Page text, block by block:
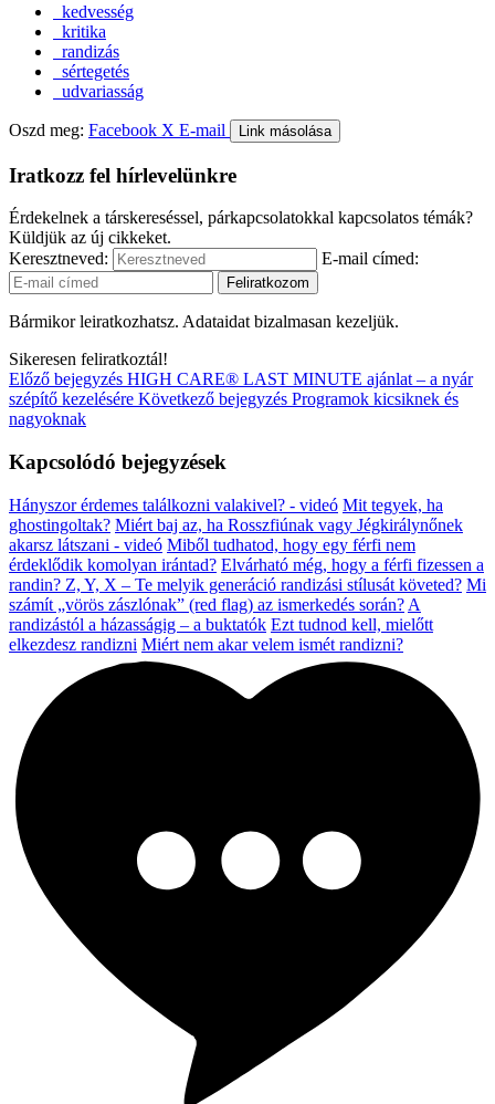
kedvesség
kritika
randizás
sértegetés
udvariasság
Oszd meg: Facebook X E-mail Link másolása
Iratkozz fel hírlevelünkre
Érdekelnek a társkereséssel, párkapcsolatokkal kapcsolatos témák?
Küldjük az új cikkeket.
Keresztneved:
E-mail címed:
Bármikor leiratkozhatsz. Adataidat bizalmasan kezeljük.
Sikeresen feliratkoztál!
Előző bejegyzés HIGH CARE® LAST MINUTE ajánlat – a nyár
szépítő kezelésére Következő bejegyzés Programok kicsiknek és
nagyoknak
Kapcsolódó bejegyzések
Hányszor érdemes találkozni valakivel? - videó Mit tegyek, ha
ghostingoltak? Miért baj az, ha Rosszfiúnak vagy Jégkirálynőnek
akarsz látszani - videó Miből tudhatod, hogy egy férfi nem
érdeklődik komolyan irántad? Elvárható még, hogy a férfi fizessen a
randin? Z, Y, X – Te melyik generáció randizási stílusát követed? Mi
számít „vörös zászlónak” (red flag) az ismerkedés során? A
randizástól a házasságig – a buktatók Ezt tudnod kell, mielőtt
elkezdesz randizni Miért nem akar velem ismét randizni?